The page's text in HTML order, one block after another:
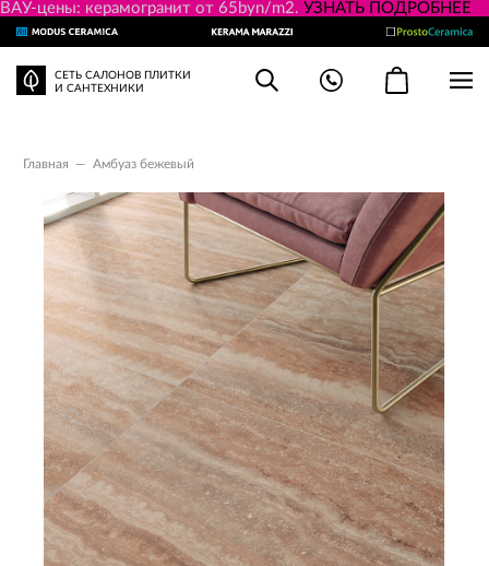
ВАУ-цены: керамогранит от 65byn/m2. УЗНАТЬ ПОДРОБНЕЕ
СЕТЬ САЛОНОВ ПЛИТКИ
И САНТЕХНИКИ
Главная — Амбуаз бежевый